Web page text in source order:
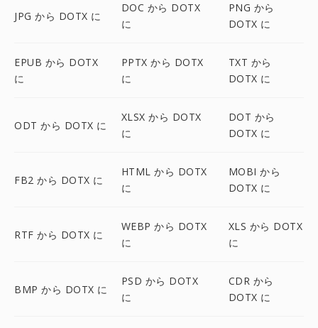
JPG から DOTX に
DOC から DOTX
に
PNG から
DOTX に
EPUB から DOTX
に
PPTX から DOTX
に
TXT から
DOTX に
ODT から DOTX に
XLSX から DOTX
に
DOT から
DOTX に
FB2 から DOTX に
HTML から DOTX
に
MOBI から
DOTX に
RTF から DOTX に
WEBP から DOTX
に
XLS から DOTX
に
BMP から DOTX に
PSD から DOTX
に
CDR から
DOTX に